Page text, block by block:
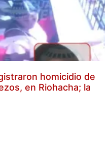
homicidio de
en Riohacha; la